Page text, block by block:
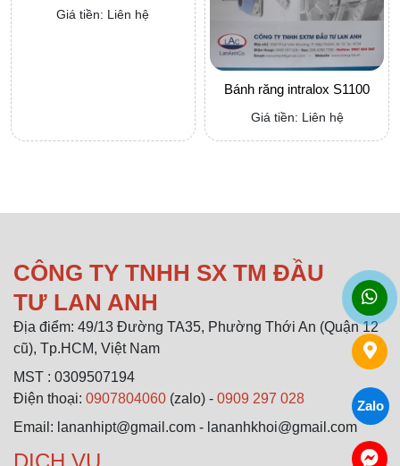
Giá tiền: Liên hệ
Bánh răng intralox S1100
Giá tiền: Liên hệ
CÔNG TY TNHH SX TM ĐẦU
TƯ LAN ANH
Địa điểm: 49/13 Đường TA35, Phường Thới An (Quận 12
cũ), Tp.HCM, Việt Nam
MST : 0309507194
Điện thoại: 0907804060 (zalo) - 0909 297 028
Email: lananhipt@gmail.com - lananhkhoi@gmail.com
DỊCH VỤ
Zalo